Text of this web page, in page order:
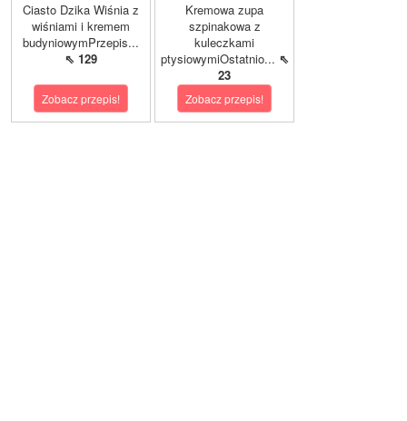
Ciasto Dzika Wiśnia z
wiśniami i kremem
budyniowymPrzepis...
⇖ 129
Zobacz przepis!
Kremowa zupa
szpinakowa z
kuleczkami
ptysiowymiOstatnio... ⇖
23
Zobacz przepis!